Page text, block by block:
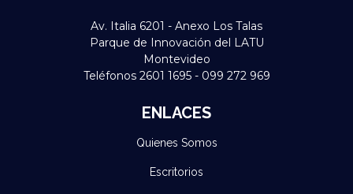
Av. Italia 6201 - Anexo Los Talas
Parque de Innovación del LATU
Montevideo
Teléfonos 2601 1695 - 099 272 969
ENLACES
Quienes Somos
Escritorios